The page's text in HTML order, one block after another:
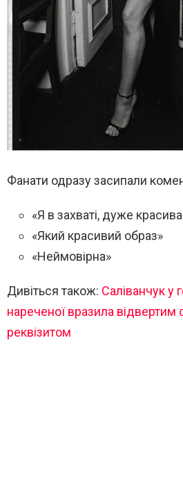
Фанати одразу засипали
«Я в захваті, дуже
«Який красивий образ»
«Неймовірна»
Дивіться також: Саліванчук у
нареченої вразила відвертим
реквізитом